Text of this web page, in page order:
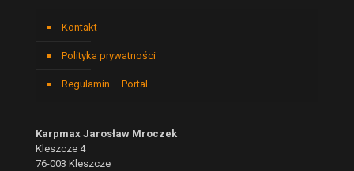
Kontakt
Polityka prywatności
Regulamin – Portal
Karpmax Jarosław Mroczek
Kleszcze 4
76-003 Kleszcze